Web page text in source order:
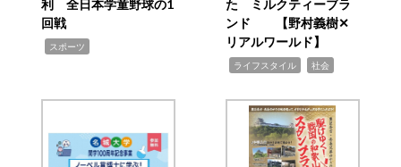
利 全日本学童野球の1
回戦
スポーツ
た ミルクティーブラ
ンド 【野村義樹✕
リアルワールド】
ライフスタイル 社会